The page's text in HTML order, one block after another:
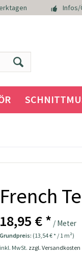
Infos/
French
18,95 € * / Meter
Grundpreis: (13,54 € * / 1 m²)
inkl. MwSt. zzgl. Versandkosten